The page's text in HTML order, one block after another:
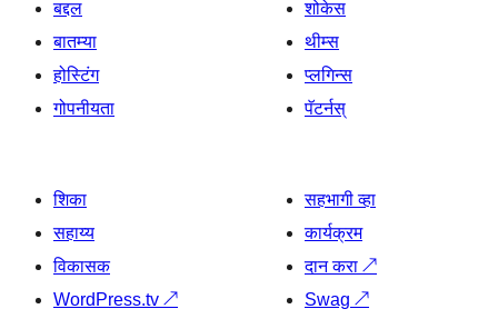
बद्दल
बातम्या
होस्टिंग
गोपनीयता
शोकेस
थीम्स
प्लगिन्स
पॅटर्नस्
शिका
सहाय्य
विकासक
WordPress.tv ↗
सहभागी व्हा
कार्यक्रम
दान करा ↗
Swag ↗